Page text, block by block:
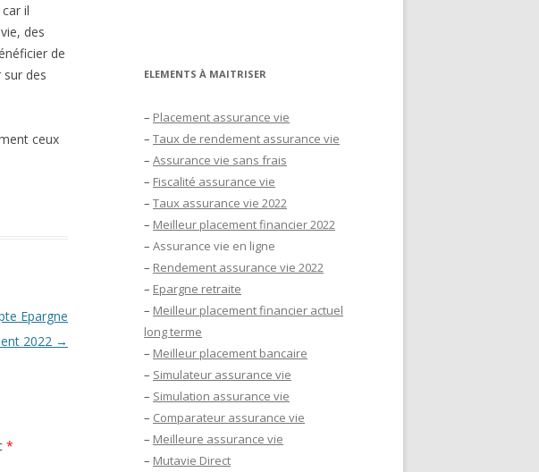
il
des
de
des
ceux
Epargne
2022 →
*
ELEMENTS À MAITRISER
– Placement assurance vie
– Taux de rendement assurance vie
– Assurance vie sans frais
– Fiscalité assurance vie
– Taux assurance vie 2022
– Meilleur placement financier 2022
– Assurance vie en ligne
– Rendement assurance vie 2022
– Epargne retraite
– Meilleur placement financier actuel
long terme
– Meilleur placement bancaire
– Simulateur assurance vie
– Simulation assurance vie
– Comparateur assurance vie
– Meilleure assurance vie
– Mutavie Direct